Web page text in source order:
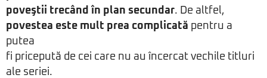
poveştii trecând în plan secundar. De altfel,
povestea este mult prea complicată pentru a
putea
fi pricepută de cei care nu au încercat vechile titluri
ale seriei.